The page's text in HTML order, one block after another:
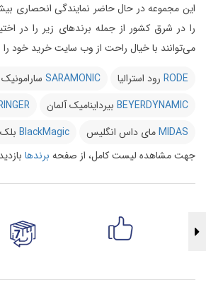
را در شرق کشور از جمله برندهای زیر را در
می‌توانند با خیال راحت از وب سایت خرید خود را
RODE رود استرالیا SARAMONIC سارامونیک
BEYERDYNAMIC بیرداینامیک آلمان
MIDASمای داس انگلیس BlackMagic
جهت مشاهده لیست کامل، از صفحه برندها